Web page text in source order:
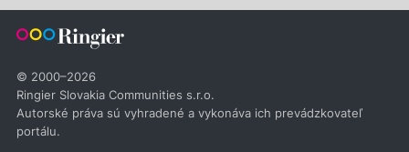
© 2000–2026
Ringier Slovakia Communities s.r.o.
Autorské práva sú vyhradené a vykonáva ich prevádzkovateľ
portálu.